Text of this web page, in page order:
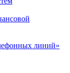
линий»